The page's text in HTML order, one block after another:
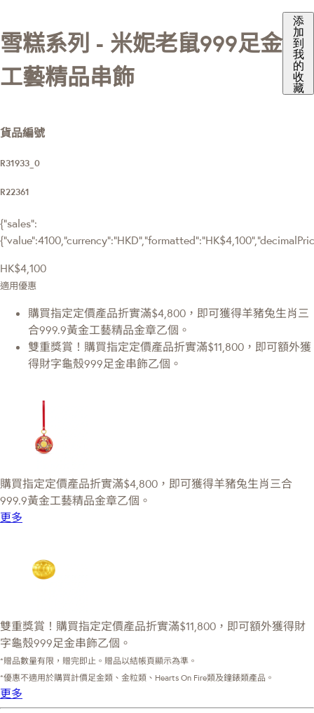
雪糕系列 - 米妮老鼠999足金
工藝精品串飾
添
加
到
我
的
收
藏
貨品編號
R31933_0
R22361
{"sales":
HK$4,100
適用優惠
購買指定定價產品折實滿$4,800，即可獲得羊豬兔生肖三
合999.9黃金工藝精品金章乙個。
雙重獎賞！購買指定定價產品折實滿$11,800，即可額外獲
得財字龜殼999足金串飾乙個。
購買指定定價產品折實滿$4,800，即可獲得羊豬兔生肖三合
999.9黃金工藝精品金章乙個。
更多
雙重獎賞！購買指定定價產品折實滿$11,800，即可額外獲得財
字龜殼999足金串飾乙個。
*贈品數量有限，贈完即止。贈品以結帳頁顯示為準。
*優惠不適用於購買計價足金類、金粒類、Hearts On Fire類及鐘錶類產品。
更多